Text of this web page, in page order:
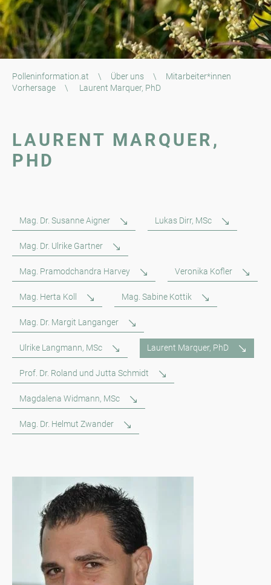
Polleninformation.at \ Über uns \
Mitarbeiter*innen
Vorhersage
\ Laurent Marquer, PhD
LAURENT MARQUER,
PHD
Mag. Dr. Susanne Aigner Lukas Dirr, MSc
Mag. Dr. Ulrike Gartner
Mag. Pramodchandra Harvey Veronika Kofler
Mag. Herta Koll Mag. Sabine Kottik
Mag. Dr. Margit Langanger
Ulrike Langmann, MSc Laurent Marquer, PhD
Prof. Dr. Roland und Jutta Schmidt
Magdalena Widmann, MSc
Mag. Dr. Helmut Zwander